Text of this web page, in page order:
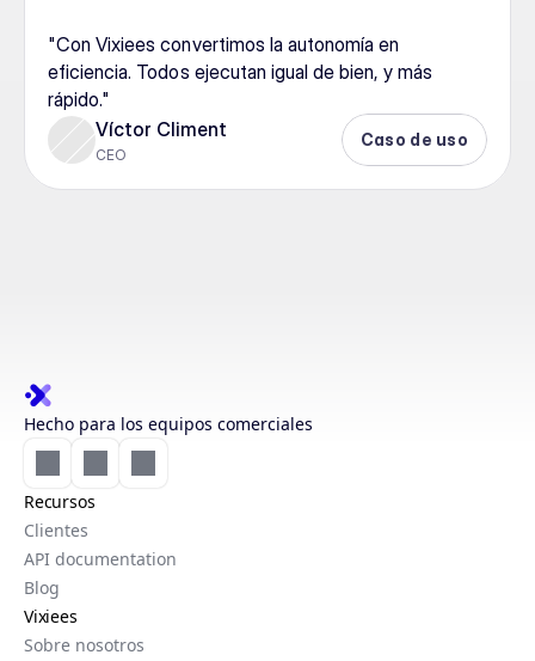
"Con Vixiees convertimos la autonomía en
eficiencia. Todos ejecutan igual de bien, y más
rápido."
Víctor Climent
CEO
Caso de uso
Hecho para los equipos comerciales
Recursos
Clientes
API documentation
Blog
Vixiees
Sobre nosotros